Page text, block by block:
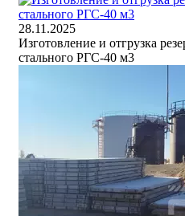
28.11.2025
Изготовление и отгрузка
стального РГС-40 м3